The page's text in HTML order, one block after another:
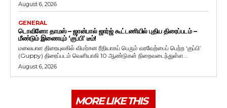
August 6, 2026
GENERAL
டொவினோ தாமஸ் – ஜான்பால் ஜார்ஜ் கூட்டணியில் புதிய திரைப்படம் –
மீண்டும் இணையும் ‘குப்பி’ டீம்!
மலையாள திரையுலகில் விமர்சன ரீதியாகப் பெரும் வரவேற்பைப் பெற்ற ‘குப்பி’
(Guppy) திரைப்படம் வெளியாகி 10 ஆண்டுகள் நிறைவடைந்துள்ள...
August 6, 2026
MORE LIKE THIS